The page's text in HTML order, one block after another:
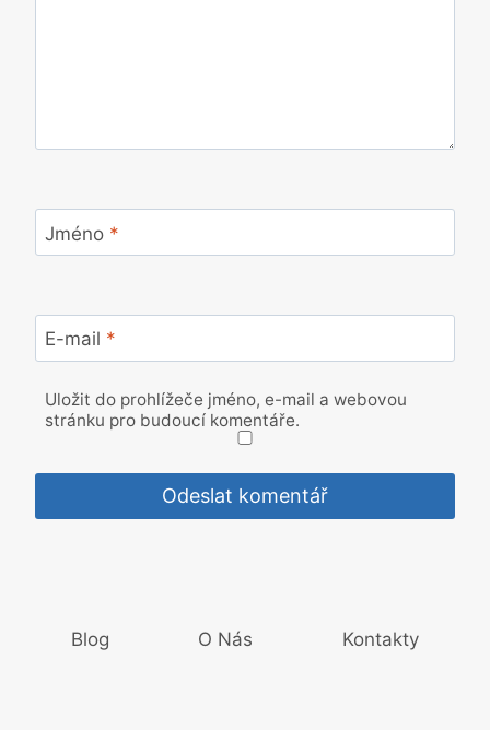
Jméno *
E-mail *
Uložit do prohlížeče jméno, e-mail a webovou
stránku pro budoucí komentáře.
Blog O Nás Kontakty